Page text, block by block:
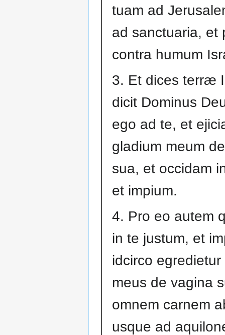
tuam ad
ad sanctuaria, et
contra humum
3. Et dices terræ
dicit Dominus
ego ad te, et
gladium meum
sua, et occidam
et impium.
4. Pro eo autem
in te justum, et
idcirco
meus de vagina
omnem carnem
usque ad